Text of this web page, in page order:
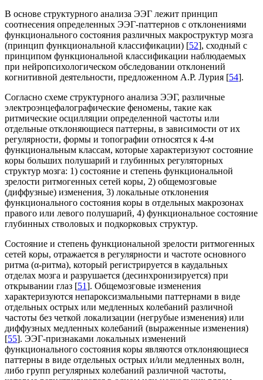
В основе структурного анализа ЭЭГ лежит принцип
соотнесения определенных ЭЭГ-паттернов с отклонениями
функционального состояния различных макроструктур мозга
(принцип функциональной классификации) [52], сходный с
принципом функциональной классификации наблюдаемых
при нейропсихологическом обследовании отклонений
когнитивной деятельности, предложенном А.Р. Лурия [54].
Согласно схеме структурного анализа ЭЭГ, различные
электроэнцефалографические феномены, такие как
ритмические осцилляции определенной частоты или
отдельные отклоняющиеся паттерны, в зависимости от их
регулярности, формы и топографии относятся к 4-м
функциональным классам, которые характеризуют состояние
коры больших полушарий и глубинных регуляторных
структур мозга: 1) состояние и степень функциональной
зрелости ритмогенных сетей коры, 2) общемозговые
(диффузные) изменения, 3) локальные отклонения
функционального состояния коры в отдельных макрозонах
правого или левого полушарий, 4) функциональное состояние
глубинных стволовых и подкорковых структур.
Состояние и степень функциональной зрелости ритмогенных
сетей коры, отражается в регулярности и частоте основного
ритма (α-ритма), который регистрируется в каудальных
отделах мозга и разрушается (десинхронизируется) при
открывании глаз [51]. Общемозговые изменения
характеризуются непароксизмальными паттернами в виде
отдельных острых или медленных колебаний различной
частоты без четкой локализации (негрубые изменения) или
диффузных медленных колебаний (выраженные изменения)
[55]. ЭЭГ-признаками локальных изменений
функционального состояния коры являются отклоняющиеся
паттерны в виде отдельных острых и/или медленных волн,
либо групп регулярных колебаний различной частоты,